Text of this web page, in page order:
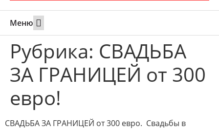
Меню
Рубрика: СВАДЬБА
ЗА ГРАНИЦЕЙ от 300
евро!
СВАДЬБА ЗА ГРАНИЦЕЙ от 300 евро. Свадьбы в